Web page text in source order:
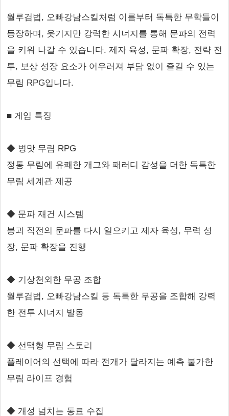
월루검법, 오빠강남스킬처럼 이름부터 독특한 무학들이
등장하며, 웃기지만 강력한 시너지를 통해 문파의 전력
을 키워 나갈 수 있습니다. 제자 육성, 문파 확장, 전략 전
투, 보상 성장 요소가 어우러져 부담 없이 즐길 수 있는
무림 RPG입니다.
■ 게임 특징
◆ 병맛 무림 RPG
정통 무림에 유쾌한 개그와 패러디 감성을 더한 독특한
무림 세계관 제공
◆ 문파 재건 시스템
붕괴 직전의 문파를 다시 일으키고 제자 육성, 무력 성
장, 문파 확장을 진행
◆ 기상천외한 무공 조합
월루검법, 오빠강남스킬 등 독특한 무공을 조합해 강력
한 전투 시너지 발동
◆ 선택형 무림 스토리
플레이어의 선택에 따라 전개가 달라지는 예측 불가한
무림 라이프 경험
◆ 개성 넘치는 동료 수집